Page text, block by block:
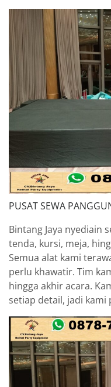
PUSAT SEWA
Bintang Jaya nyediain
tenda, kursi, meja,
Semua alat kami
perlu khawatir. Tim
hingga akhir acara.
setiap detail, jadi kami